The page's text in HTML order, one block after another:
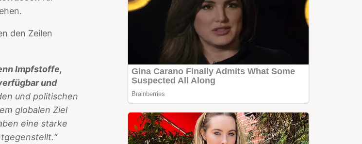
den Zeilen
Impfstoffe,
und
und politischen
globalen Ziel
eine starke